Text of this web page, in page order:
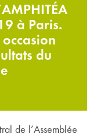
à Paris.
du
de l’Assemblée